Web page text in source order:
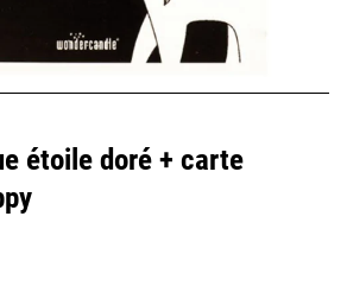
étoile doré + carte